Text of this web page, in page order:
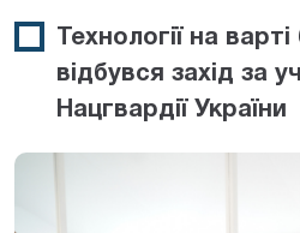
Технології на
відбувся захід за
Нацгвардії України